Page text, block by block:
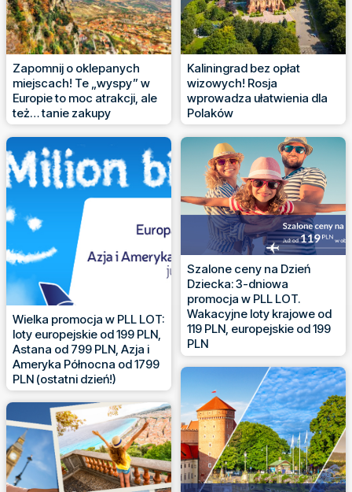
Zapomnij o oklepanych
miejscach! Te „wyspy” w
Europie to moc atrakcji, ale
też… tanie zakupy
Kaliningrad bez opłat
wizowych! Rosja
wprowadza ułatwienia dla
Polaków
Wielka promocja w PLL LOT:
loty europejskie od 199 PLN,
Astana od 799 PLN, Azja i
Ameryka Północna od 1799
PLN (ostatni dzień!)
Szalone ceny na Dzień
Dziecka: 3-dniowa
promocja w PLL LOT.
Wakacyjne loty krajowe od
119 PLN, europejskie od 199
PLN